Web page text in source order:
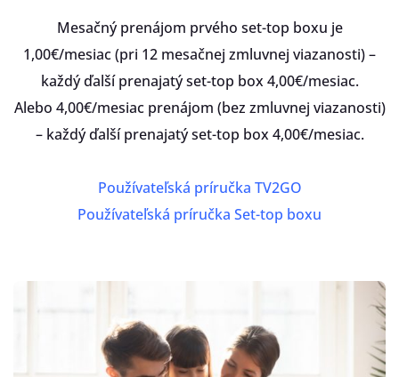
Mesačný prenájom prvého set-top boxu je
1,00€/mesiac (pri 12 mesačnej zmluvnej viazanosti) –
každý ďalší prenajatý set-top box 4,00€/mesiac.
Alebo 4,00€/mesiac prenájom (bez zmluvnej viazanosti)
– každý ďalší prenajatý set-top box 4,00€/mesiac.
Používateľská príručka TV2GO
Používateľská príručka Set-top boxu